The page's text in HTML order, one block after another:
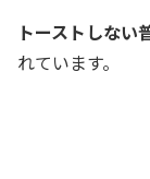
トーストしない
れています。